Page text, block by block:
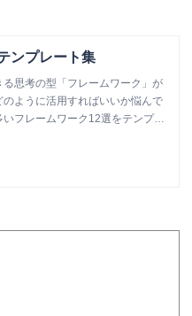
ンプレート集
思考の型「フレームワーク」が
ように活用すればいいか悩んで
フレームワーク12選をテンプレ
。